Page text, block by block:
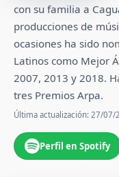
con su familia a
producciones de
ocasiones ha sido
Latinos como Mejor
2007, 2013 y 2018.​​
tres Premios Arpa.
Última actualización: 27/07/
Perfil en Spotify